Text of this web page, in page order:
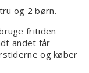
og 2 børn.
fritiden
andet får
og køber